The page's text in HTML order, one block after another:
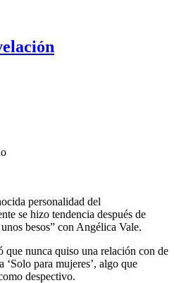
personalidad del
se hizo tendencia después de
besos” con Angélica Vale.
que nunca quiso una relación con de
para mujeres’, algo que
despectivo.